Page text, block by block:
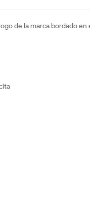
de la marca bordado